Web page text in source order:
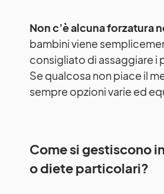
Non c’è alcuna forzatura
bambini viene
consigliato di assaggiare i
Se qualcosa non piace il
sempre opzioni varie ed
Come si gestiscono
o diete particolari?